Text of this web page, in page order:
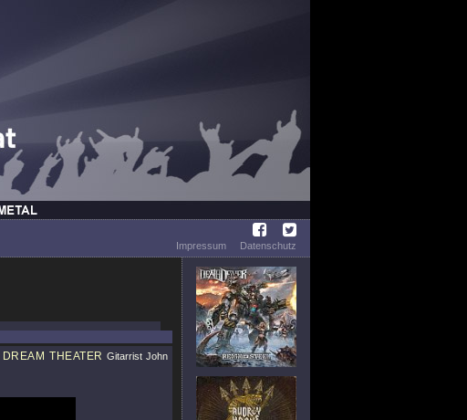
Impressum
Datenschutz
DREAM THEATER Gitarrist John